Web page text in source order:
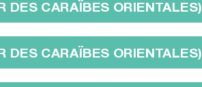
DES CARAÏBES ORIENTALES)
DES CARAÏBES ORIENTALES)